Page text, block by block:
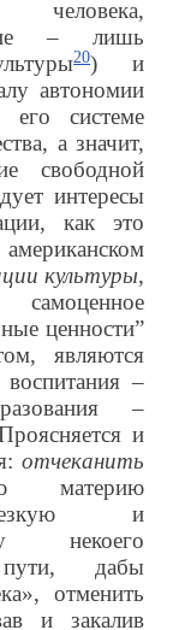
человека,
– лишь
20) и
автономии
его системе
а значит,
свободной
интересы
как это
культуры,
ценности”
являются
–
–
и
отчеканить
материю
и
некоего
пути, дабы
отменить
и закалив